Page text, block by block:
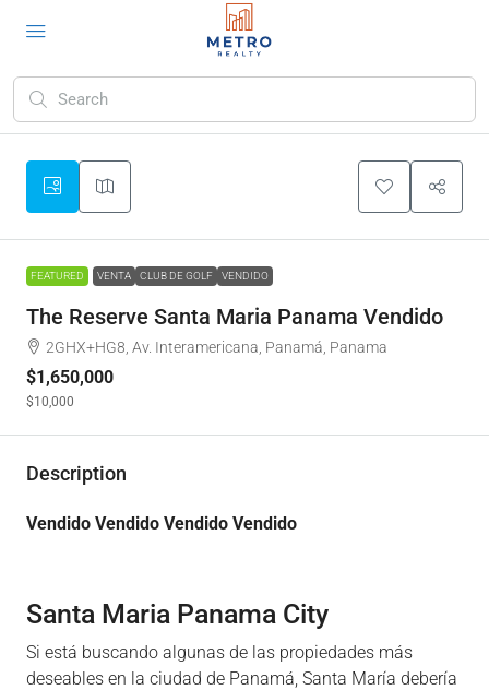
FEATURED VENTA CLUB DE GOLF VENDIDO
The Reserve Santa Maria Panama Vendido
2GHX+HG8, Av. Interamericana, Panamá, Panama
$1,650,000
$10,000
Description
Vendido Vendido Vendido Vendido
Santa Maria Panama City
Si está buscando algunas de las propiedades más
deseables en la ciudad de Panamá, Santa María debería